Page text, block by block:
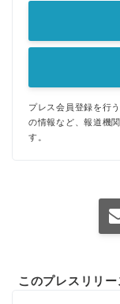
プレス会員登録を行
の情報など、報道機
す。
このプレスリリ